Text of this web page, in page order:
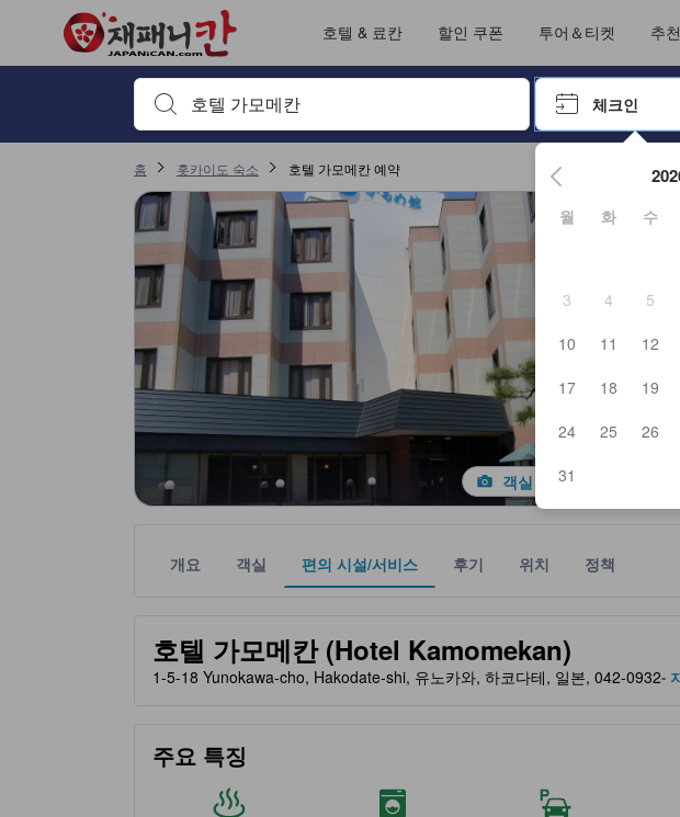
호텔 & 료칸 할인 쿠폰 투어＆티켓 추
검색하고 싶은 키워드나 숙소명을 입력하고 방향키나 탭 키를 사용하여 탐색한 후 엔
체크인
엔터 키를 눌러 캘린
월 화 수
3
4 5
10
11 12
17
18 19
24
25 26
31
홈 홋카이도 숙소 호텔 가모메칸 예약
객실 사진 보기
개요 객실 편의 시설/서비스 후기 위치 정책
호텔 가모메칸 (Hotel Kamomekan)
tooltip
노란색 별 표시는 기대할 수 있는 편안함, 편의 시설 및 서비스를 반영해 파트너
1-5-18 Yunokawa-cho, Hakodate-shi, 유노카와, 하코다테, 일본, 042-0932-
주요 특징
재패니칸의 모든 이용후기는 숙소 이용후기 작성 전 숙소 예약에서부터 체크아웃까지 일련의 절
서비스 평점 5점 만점에 3.6점. 하코다테 기준 높은 평점
위치 평점 5점 만점에 3.5점. 하코다테 기준 높은 평점
객실의 편안함 및 쾌적함 평점 5점 만점에 3.1점. 하코다테 기준 높은 평점
출입/접근 서비스 평점 5점 만점에 3점. 하코다테 기준 높은 평점